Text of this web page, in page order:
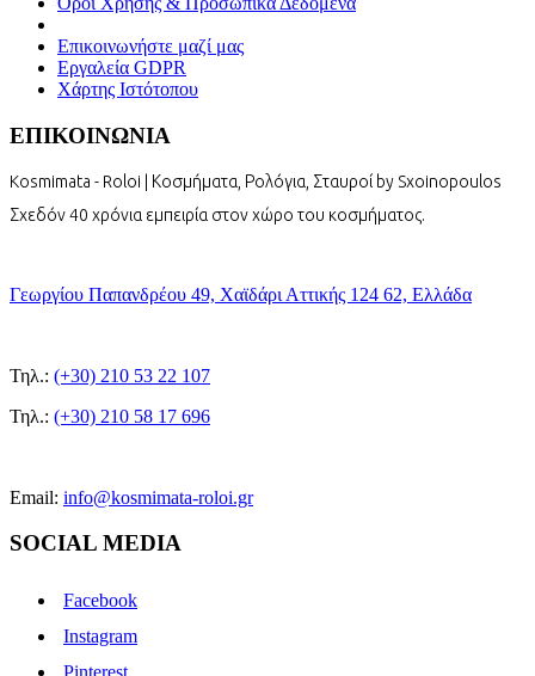
Επικοινωνήστε μαζί μας
Εργαλεία GDPR
Χάρτης Ιστότοπου
ΕΠΙΚΟΙΝΩΝΙΑ
Kosmimata - Roloi | Κοσμήματα, Ρολόγια, Σταυροί by Sxoinopoulos
Σχεδόν 40 χρόνια εμπειρία στον χώρο του κοσμήματος.
Γεωργίου Παπανδρέου 49, Χαϊδάρι Αττικής 124 62, Ελλάδα
Τηλ.: (+30) 210 53 22 107
Τηλ.: (+30) 210 58 17 696
Email: info@kosmimata-roloi.gr
SOCIAL MEDIA
Facebook
Instagram
Pinterest